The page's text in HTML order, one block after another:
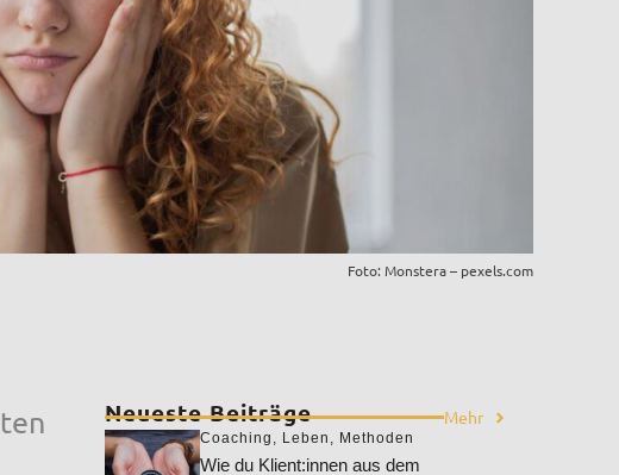
Foto: Monstera – pexels.com
Neueste Beiträge Mehr
Coaching , Leben , Methoden
Wie du Klient:innen aus dem